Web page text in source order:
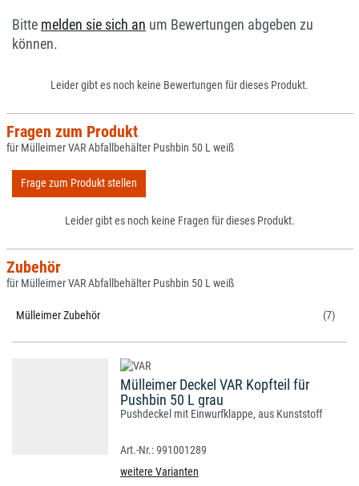
Bitte melden sie sich an um Bewertungen abgeben zu
können.
Leider gibt es noch keine Bewertungen für dieses Produkt.
Fragen zum Produkt
für Mülleimer VAR Abfallbehälter Pushbin 50 L weiß
Frage zum Produkt stellen
Leider gibt es noch keine Fragen für dieses Produkt.
Zubehör
für Mülleimer VAR Abfallbehälter Pushbin 50 L weiß
Mülleimer Zubehör (7)
Mülleimer Deckel VAR Kopfteil für
Pushbin 50 L grau
Pushdeckel mit Einwurfklappe, aus Kunststoff
991001289
weitere Varianten